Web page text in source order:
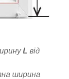
L від
ширина